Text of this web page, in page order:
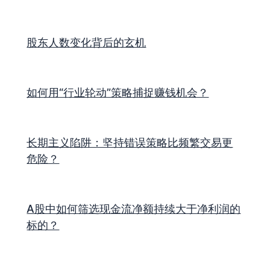
股东人数变化背后的玄机
如何用“行业轮动”策略捕捉赚钱机会？
长期主义陷阱：坚持错误策略比频繁交易更
危险？
A股中如何筛选现金流净额持续大于净利润的
标的？